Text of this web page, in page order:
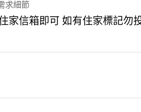
求細節
家信箱即可 如有住家標記勿